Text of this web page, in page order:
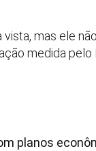
mas ele
medida pelo
planos